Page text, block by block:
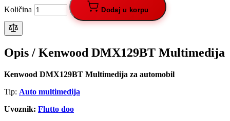
Količina Dodaj u korpu
Opis / Kenwood DMX129BT Multimedija
Kenwood DMX129BT Multimedija za automobil
Tip: Auto multimedija
Uvoznik: Flutto doo